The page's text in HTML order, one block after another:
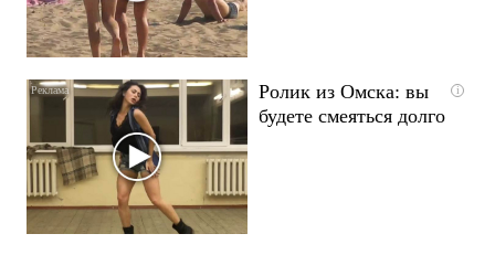
i
Ролик из Омска: вы
будете смеяться долго